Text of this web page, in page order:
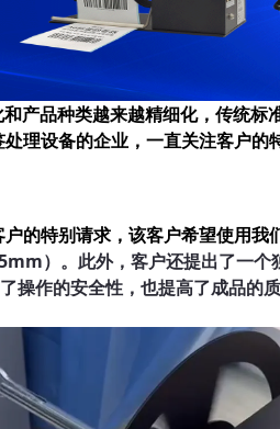
产品种类越来越精细化，传统
理设备的企业，一直关注客户的
的特别请求，该客户希望使用我
）。此外，客户还提出了一
操作的安全性，也提高了成品的质